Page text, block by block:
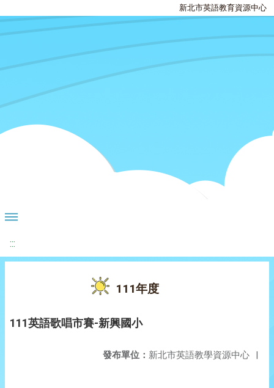
新北市英語教育資源中心
:::
111年度
111英語歌唱市賽-新興國小
發布單位： 新北市英語教學資源中心 |